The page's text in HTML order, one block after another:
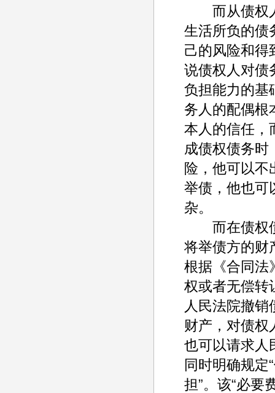
而从债权人
生活所负的债
己的风险和得
说债权人对债
负担能力的基
务人的配偶根
本人的信任，
成债权债务时
险，他可以不
举债，他也可
杂。
而在债权债
将举债方的财
根据《合同法
权或者无偿转
人民法院撤
财产，对债权
也可以请求人
同时明确规定
担”。该“必要